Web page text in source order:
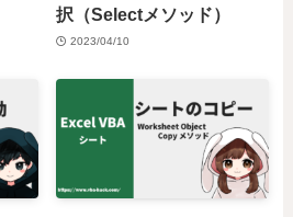
択（Selectメソッド）
2023/04/10